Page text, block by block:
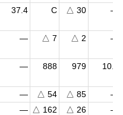
37.4 C △ 30 —
— △ 7 △ 2 —
— 888 979 10.2
— △ 54 △ 85
—
— △ 162 △ 26
—